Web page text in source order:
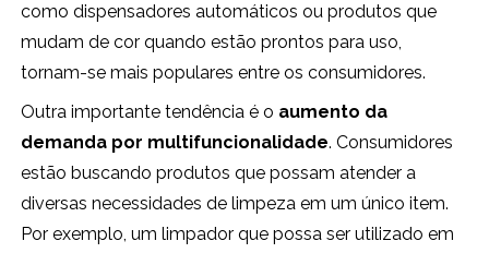
como dispensadores automáticos ou produtos que
mudam de cor quando estão prontos para uso,
tornam-se mais populares entre os consumidores.
Outra importante tendência é o aumento da
demanda por multifuncionalidade. Consumidores
estão buscando produtos que possam atender a
diversas necessidades de limpeza em um único item.
Por exemplo, um limpador que possa ser utilizado em